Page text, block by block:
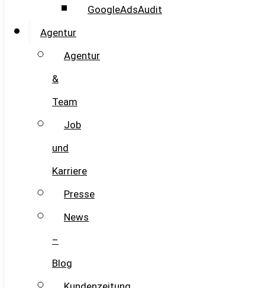
GoogleAdsAudit
Agentur
Agentur
&
Team
Job
und
Karriere
Presse
News
–
Blog